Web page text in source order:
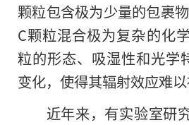
颗粒包含极为少量的包裹
C颗粒混合极为复杂的化
粒的形态、吸湿性和光学
变化，使得其辐射效应难以
近年来，有实验室研